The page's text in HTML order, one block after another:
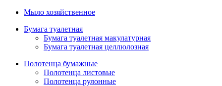
Мыло хозяйственное
Бумага туалетная
Бумага туалетная макулатурная
Бумага туалетная целлюлозная
Полотенца бумажные
Полотенца листовые
Полотенца рулонные